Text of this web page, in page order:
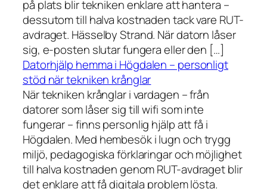
på plats blir tekniken enklare att hantera –
dessutom till halva kostnaden tack vare RUT-
avdraget. Hässelby Strand. När datorn låser
sig, e-posten slutar fungera eller den […]
Datorhjälp hemma i Högdalen – personligt
stöd när tekniken krånglar
När tekniken krånglar i vardagen – från
datorer som låser sig till wifi som inte
fungerar – finns personlig hjälp att få i
Högdalen. Med hembesök i lugn och trygg
miljö, pedagogiska förklaringar och möjlighet
till halva kostnaden genom RUT-avdraget blir
det enklare att få digitala problem lösta.